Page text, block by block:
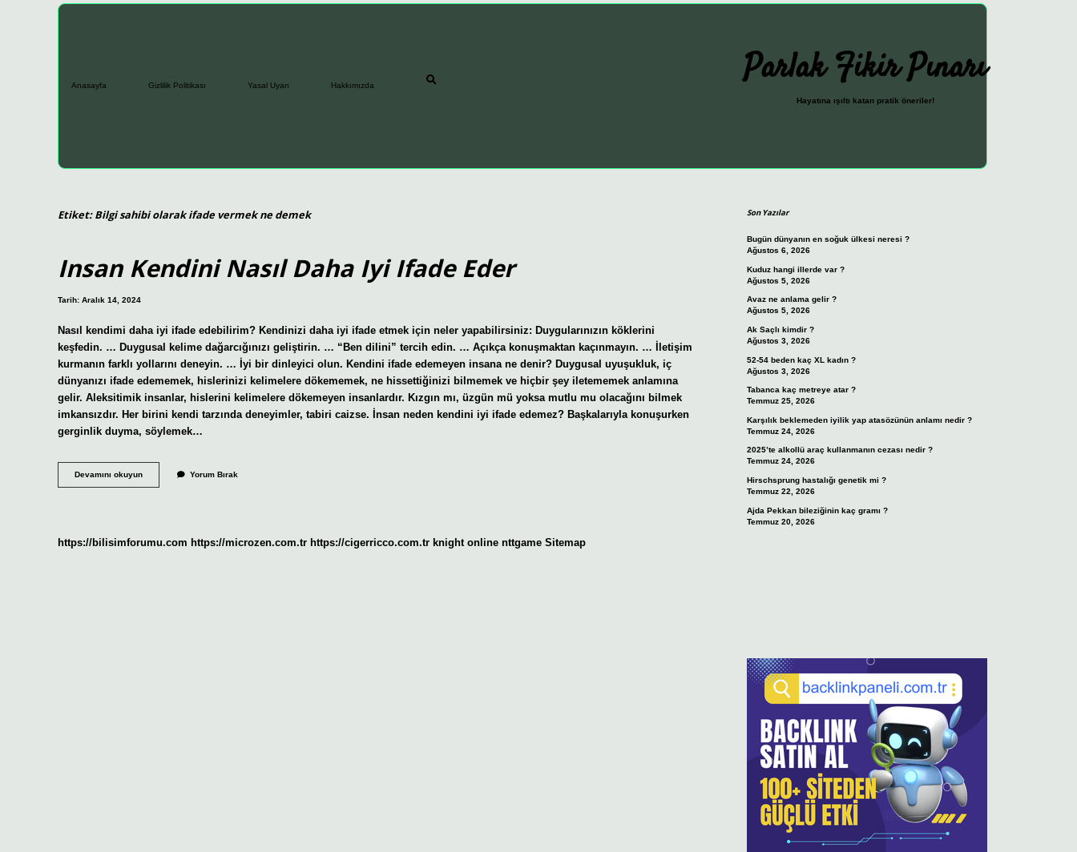
Anasayfa Gizlilik Politikası Yasal Uyarı Hakkımızda Parlak Fikir Pınarı
Hayatına ışıltı katan pratik öneriler!
Etiket:Bilgi sahibi olarak ifade vermek ne demek
Insan Kendini Nasıl Daha Iyi Ifade Eder
Tarih: Aralık 14, 2024
Nasıl kendimi daha iyi ifade edebilirim? Kendinizi daha iyi ifade etmek için neler yapabilirsiniz: Duygularınızın köklerini
keşfedin. … Duygusal kelime dağarcığınızı geliştirin. … “Ben dilini” tercih edin. … Açıkça konuşmaktan kaçınmayın. … İletişim
kurmanın farklı yollarını deneyin. … İyi bir dinleyici olun. Kendini ifade edemeyen insana ne denir? Duygusal uyuşukluk, iç
dünyanızı ifade edememek, hislerinizi kelimelere dökememek, ne hissettiğinizi bilmemek ve hiçbir şey iletememek anlamına
gelir. Aleksitimik insanlar, hislerini kelimelere dökemeyen insanlardır. Kızgın mı, üzgün mü yoksa mutlu mu olacağını bilmek
imkansızdır. Her birini kendi tarzında deneyimler, tabiri caizse. İnsan neden kendini iyi ifade edemez? Başkalarıyla konuşurken
gerginlik duyma, söylemek…
Devamını okuyunInsan
Kendini
Eder
Yorum Bırak
https://bilisimforumu.com https://microzen.com.tr https://cigerricco.com.tr knight online nttgame Sitemap
Son Yazılar
Bugün dünyanın en soğuk ülkesi neresi ?
Ağustos 6, 2026
Kuduz hangi illerde var ?
Ağustos 5, 2026
Avaz ne anlama gelir ?
Ağustos 5, 2026
Ak Saçlı kimdir ?
Ağustos 3, 2026
52-54 beden kaç XL kadın ?
Ağustos 3, 2026
Tabanca kaç metreye atar ?
Temmuz 25, 2026
Karşılık beklemeden iyilik yap atasözünün anlamı nedir ?
Temmuz 24, 2026
2025’te alkollü araç kullanmanın cezası nedir ?
Temmuz 24, 2026
Hirschsprung hastalığı genetik mi ?
Temmuz 22, 2026
Ajda Pekkan bileziğinin kaç gramı ?
Temmuz 20, 2026